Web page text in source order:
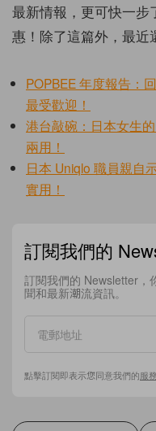
最新情報，更可快一步
惠！除了這篇外，最近
POPBEE 年度報告：
最受歡迎！
港台敲碗：日本女生
兩用！
日本 Uniqlo 職員親自
實用！
訂閱我們的
訂閱我們的 Newsletter，
聞和最新潮流資訊。
點擊訂閱即表示您同意我們的服